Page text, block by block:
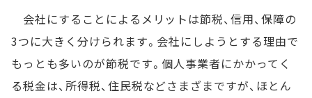
会社にすることによるメリットは節税、信用、保障の
3つに大きく分けられます。会社にしようとする理由で
もっとも多いのが節税です。個人事業者にかかってく
る税金は、所得税、住民税などさまざまですが、ほとん